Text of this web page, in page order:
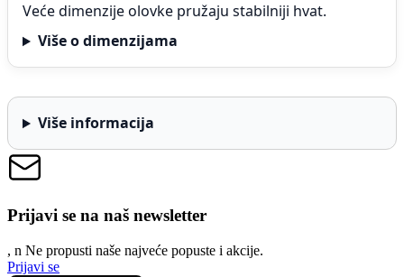
Veće dimenzije olovke pružaju stabilniji hvat.
Više o dimenzijama
Više informacija
Prijavi se na naš newsletter
, n Ne propusti naše najveće popuste i akcije.
Prijavi se